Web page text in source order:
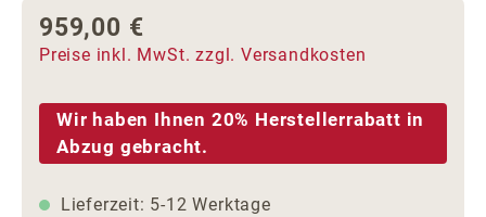
Regulärer Preis:
959,00 €
Preise inkl. MwSt. zzgl. Versandkosten
Wir haben Ihnen 20% Herstellerrabatt in
Abzug gebracht.
Lieferzeit: 5-12 Werktage